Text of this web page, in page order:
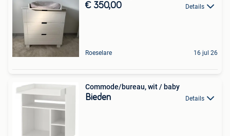
€ 350,00 Details
Roeselare 16 jul 26
Commode/bureau, wit / baby
Bieden Details